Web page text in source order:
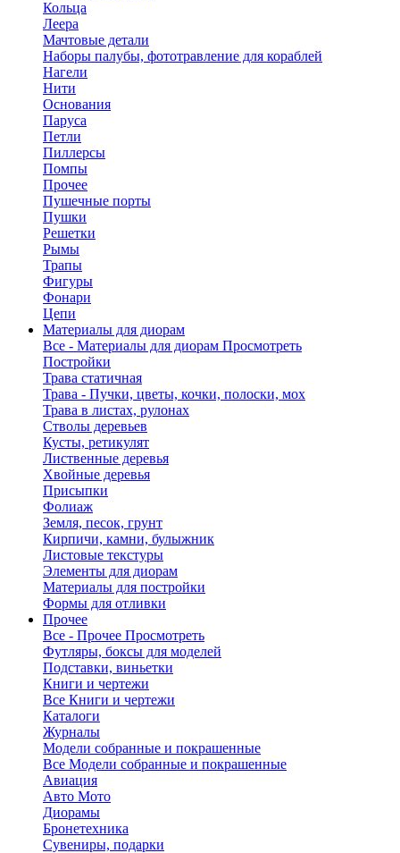
Кольца
Леера
Мачтовые детали
Наборы палубы, фототравление для кораблей
Нагели
Нити
Основания
Паруса
Петли
Пиллерсы
Помпы
Прочее
Пушечные порты
Пушки
Решетки
Рымы
Трапы
Фигуры
Фонари
Цепи
Материалы для диорам
Все - Материалы для диорам Просмотреть
Постройки
Трава статичная
Трава - Пучки, цветы, кочки, полоски, мох
Трава в листах, рулонах
Стволы деревьев
Кусты, ретикулят
Лиственные деревья
Хвойные деревья
Присыпки
Фолиаж
Земля, песок, грунт
Кирпичи, камни, булыжник
Листовые текстуры
Элементы для диорам
Материалы для постройки
Формы для отливки
Прочее
Все - Прочее Просмотреть
Футляры, боксы для моделей
Подставки, виньетки
Книги и чертежи
Все Книги и чертежи
Каталоги
Журналы
Модели собранные и покрашенные
Все Модели собранные и покрашенные
Авиация
Авто Мото
Диорамы
Бронетехника
Сувениры, подарки